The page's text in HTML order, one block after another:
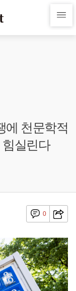
에 천문학적
실린다
0